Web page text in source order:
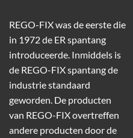
REGO-FIX was de eerste die
in 1972 de ER spantang
introduceerde. Inmiddels is
de REGO-FIX spantang de
industrie standaard
geworden. De producten
van REGO-FIX overtreffen
andere producten door de